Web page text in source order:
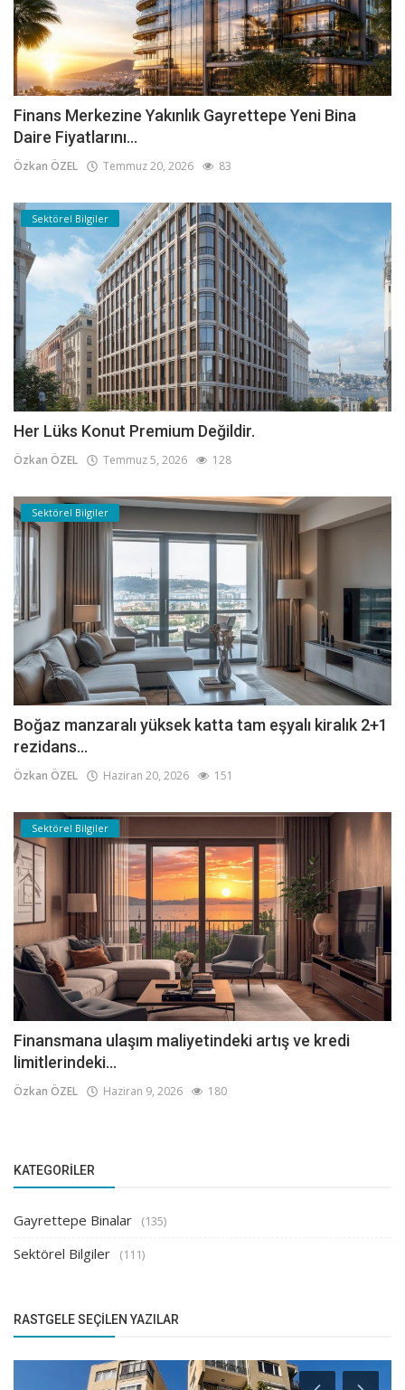
Finans Merkezine Yakınlık Gayrettepe Yeni Bina
Daire Fiyatlarını...
Özkan ÖZEL Temmuz 20, 2026 83
Sektörel Bilgiler
Her Lüks Konut Premium Değildir.
Özkan ÖZEL Temmuz 5, 2026 128
Sektörel Bilgiler
Boğaz manzaralı yüksek katta tam eşyalı kiralık 2+1
rezidans...
Özkan ÖZEL Haziran 20, 2026 151
Sektörel Bilgiler
Finansmana ulaşım maliyetindeki artış ve kredi
limitlerindeki...
Özkan ÖZEL Haziran 9, 2026 180
KATEGORILER
Gayrettepe Binalar (135)
Sektörel Bilgiler (111)
RASTGELE SEÇILEN YAZILAR